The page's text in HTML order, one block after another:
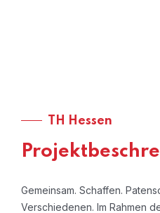
TH Hessen
Gemeinsam. Schaffen.
Verschiedenen. Im Rahmen